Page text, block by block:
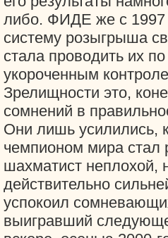
либо. ФИДЕ же с 1997
систему розыгрыша
стала проводить их
укороченным
Зрелищности это,
сомнений в
Они лишь усилились,
чемпионом мира
шахматист неплохой,
действительно
успокоил
выигравший